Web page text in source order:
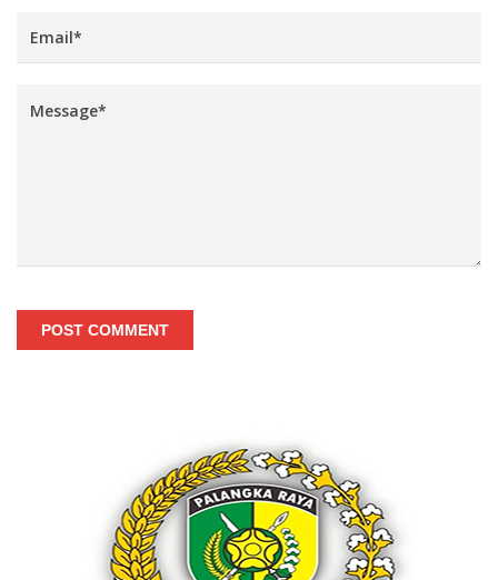
POST COMMENT